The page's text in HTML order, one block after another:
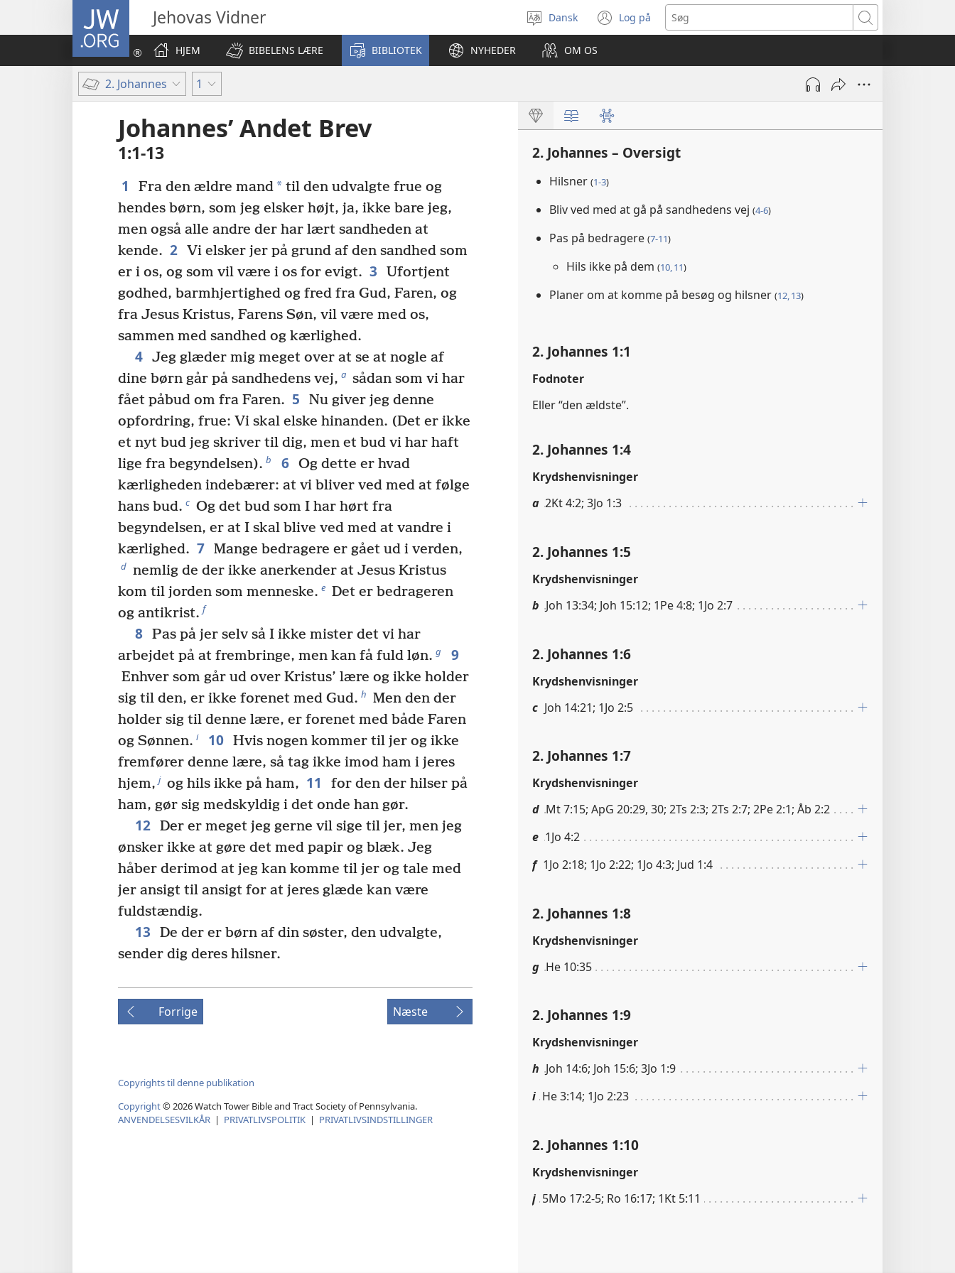
JW.ORG Jehovas Vidner
Vælg
sprog
Dansk Log på
(åbner
nyt
Søg
HJEM
BIBELENS LÆRE BIBLIOTEK NYHEDER OM OS
2. Johannes 1
Johannes’ Andet Brev
1:1-13
1 Fra den ældre mand*til den udvalgte frue og
hendes børn, som jeg elsker højt, ja, ikke bare jeg,
men også alle andre der har lært sandheden at
kende. 2 Vi elsker jer på grund af den sandhed som
er i os, og som vil være i os for evigt. 3
Ufortjent
godhed, barmhjertighed og fred fra Gud, Faren, og
fra Jesus Kristus, Farens Søn, vil være med os,
sammen med sandhed og kærlighed.
4 Jeg glæder mig meget over at se at nogle af
dine børn går på sandhedens vej, a sådan som vi har
fået påbud om fra Faren. 5
Nu giver jeg denne
opfordring, frue: Vi skal elske hinanden. (Det er ikke
et nyt bud jeg skriver til dig, men et bud vi har haft
lige fra begyndelsen). b 6 Og dette er hvad
kærligheden indebærer: at vi bliver ved med at følge
hans bud. c Og det bud som I har hørt fra
begyndelsen, er at I skal blive ved med at vandre i
kærlighed. 7 Mange bedragere er gået ud i verden,
d nemlig de der ikke anerkender at Jesus Kristus
kom til jorden som menneske. e Det er bedrageren
og antikrist. f
8 Pas på jer selv så I ikke mister det vi har
arbejdet på at frembringe, men kan få fuld løn. g 9
Enhver som går ud over Kristus’ lære og ikke holder
sig til den, er ikke forenet med Gud. h Men den der
holder sig til denne lære, er forenet med både Faren
og Sønnen. i 10 Hvis nogen kommer til jer og ikke
fremfører denne lære, så tag ikke imod ham i jeres
hjem, j og hils ikke på ham, 11
for den der hilser på
ham, gør sig medskyldig i det onde han gør.
12 Der er meget jeg gerne vil sige til jer, men jeg
ønsker ikke at gøre det med papir og blæk. Jeg
håber derimod at jeg kan komme til jer og tale med
jer ansigt til ansigt for at jeres glæde kan være
fuldstændig.
13
De der er børn af din søster, den udvalgte,
sender dig deres hilsner.
Forrige Næste
Copyrights til denne publikation
Copyright© 2026Watch Tower Bible and Tract Society of Pennsylvania.
ANVENDELSESVILKÅR | PRIVATLIVSPOLITIK | PRIVATLIVSINDSTILLINGER
2. Johannes – Oversigt
Hilsner (1-3)
Bliv ved med at gå på sandhedens vej (4-6)
Pas på bedragere (7-11)
Hils ikke på dem (10, 11)
Planer om at komme på besøg og hilsner (12, 13)
2. Johannes 1:1
Fodnoter
Eller “den ældste”.
2. Johannes 1:4
Krydshenvisninger
a 2Kt 4:2; 3Jo 1:3
2. Johannes 1:5
Krydshenvisninger
b Joh 13:34; Joh 15:12; 1Pe 4:8; 1Jo 2:7
2. Johannes 1:6
Krydshenvisninger
c Joh 14:21; 1Jo 2:5
2. Johannes 1:7
Krydshenvisninger
d Mt 7:15; ApG 20:29, 30; 2Ts 2:3; 2Ts 2:7; 2Pe 2:1; Åb 2:2
e 1Jo 4:2
f 1Jo 2:18; 1Jo 2:22; 1Jo 4:3; Jud 1:4
2. Johannes 1:8
Krydshenvisninger
g He 10:35
2. Johannes 1:9
Krydshenvisninger
h Joh 14:6; Joh 15:6; 3Jo 1:9
i He 3:14; 1Jo 2:23
2. Johannes 1:10
Krydshenvisninger
j 5Mo 17:2-5; Ro 16:17; 1Kt 5:11